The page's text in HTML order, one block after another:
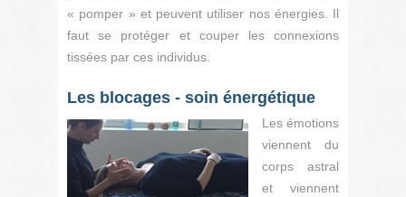
« pomper » et peuvent utiliser nos énergies. Il
faut se protéger et couper les connexions
tissées par ces individus.
Les blocages - soin énergétique
Les émotions
viennent du
corps astral
et viennent